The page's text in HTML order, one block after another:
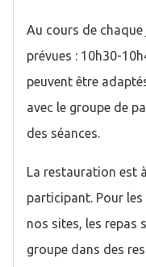
Au cours de
prévues : 10h30-
peuvent être
avec le groupe de
des séances.
La restauration est
participant. Pour
nos sites, les repas
groupe dans des